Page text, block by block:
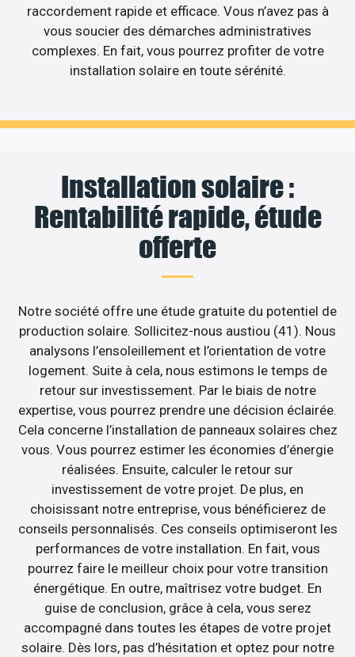
raccordement rapide et efficace. Vous n’avez pas à
vous soucier des démarches administratives
complexes. En fait, vous pourrez profiter de votre
installation solaire en toute sérénité.
Installation solaire :
Rentabilité rapide, étude
offerte
Notre société offre une étude gratuite du potentiel de
production solaire. Sollicitez-nous austiou (41). Nous
analysons l’ensoleillement et l’orientation de votre
logement. Suite à cela, nous estimons le temps de
retour sur investissement. Par le biais de notre
expertise, vous pourrez prendre une décision éclairée.
Cela concerne l’installation de panneaux solaires chez
vous. Vous pourrez estimer les économies d’énergie
réalisées. Ensuite, calculer le retour sur
investissement de votre projet. De plus, en
choisissant notre entreprise, vous bénéficierez de
conseils personnalisés. Ces conseils optimiseront les
performances de votre installation. En fait, vous
pourrez faire le meilleur choix pour votre transition
énergétique. En outre, maîtrisez votre budget. En
guise de conclusion, grâce à cela, vous serez
accompagné dans toutes les étapes de votre projet
solaire. Dès lors, pas d’hésitation et optez pour notre